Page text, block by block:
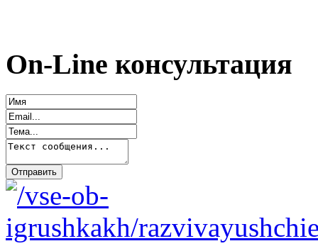
On-Line консультация